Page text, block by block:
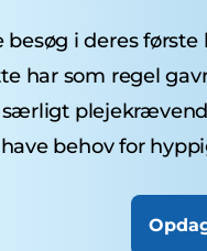
i deres første
har som regel
have behov for